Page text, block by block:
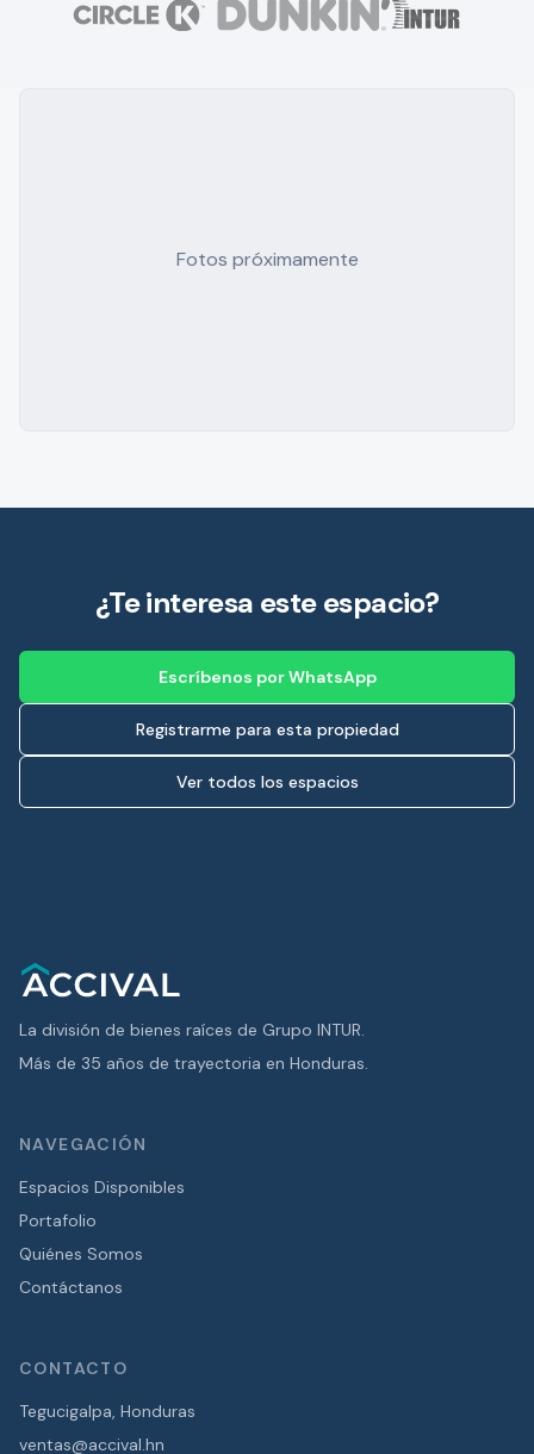
Fotos próximamente
¿Te interesa este espacio?
Escríbenos por WhatsApp
Registrarme para esta propiedad
Ver todos los espacios
La división de bienes raíces de Grupo INTUR.
Más de 35 años de trayectoria en Honduras.
NAVEGACIÓN
Espacios Disponibles
Portafolio
Quiénes Somos
Contáctanos
CONTACTO
Tegucigalpa, Honduras
ventas@accival.hn